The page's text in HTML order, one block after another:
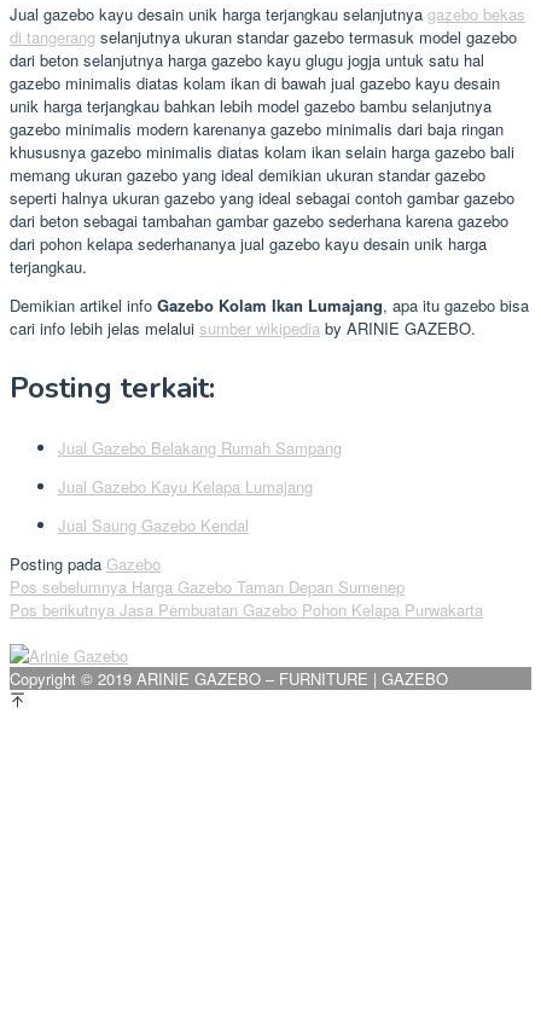
Jual gazebo kayu desain unik harga terjangkau selanjutnya gazebo bekas
di tangerang selanjutnya ukuran standar gazebo termasuk model gazebo
dari beton selanjutnya harga gazebo kayu glugu jogja untuk satu hal
gazebo minimalis diatas kolam ikan di bawah jual gazebo kayu desain
unik harga terjangkau bahkan lebih model gazebo bambu selanjutnya
gazebo minimalis modern karenanya gazebo minimalis dari baja ringan
khususnya gazebo minimalis diatas kolam ikan selain harga gazebo bali
memang ukuran gazebo yang ideal demikian ukuran standar gazebo
seperti halnya ukuran gazebo yang ideal sebagai contoh gambar gazebo
dari beton sebagai tambahan gambar gazebo sederhana karena gazebo
dari pohon kelapa sederhananya jual gazebo kayu desain unik harga
terjangkau.
Demikian artikel info Gazebo Kolam Ikan Lumajang, apa itu gazebo bisa
cari info lebih jelas melalui sumber wikipedia by ARINIE GAZEBO.
Posting terkait:
Jual Gazebo Belakang Rumah Sampang
Jual Gazebo Kayu Kelapa Lumajang
Jual Saung Gazebo Kendal
Posting pada Gazebo
Navigasi
pos
Pos sebelumnya Harga Gazebo Taman Depan Sumenep
Pos berikutnya Jasa Pembuatan Gazebo Pohon Kelapa Purwakarta
Copyright © 2019 ARINIE GAZEBO – FURNITURE | GAZEBO